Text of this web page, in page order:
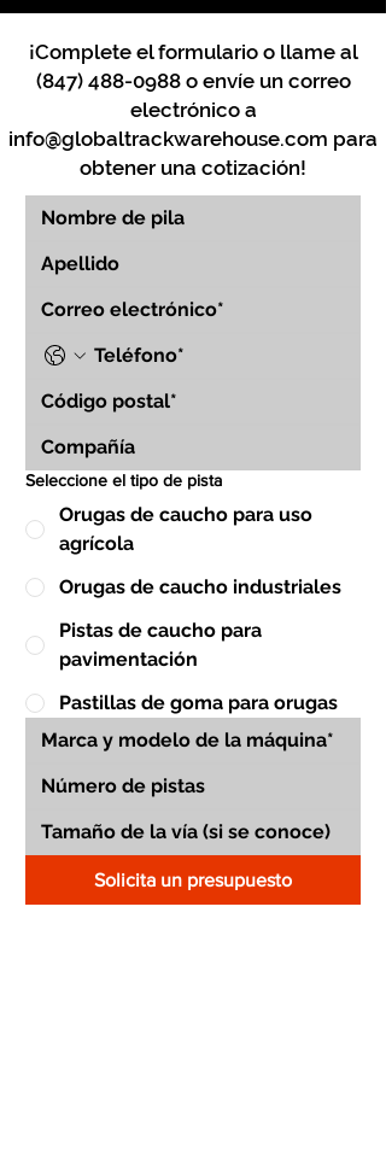
¡Complete el formulario o llame al
(847) 488-0988o envíe un correo
electrónico a
info@globaltrackwarehouse.com para
obtener una cotización!
Seleccione el tipo de pista
Orugas de caucho para uso
agrícola
Orugas de caucho industriales
Pistas de caucho para
pavimentación
Pastillas de goma para orugas
Solicita un presupuesto